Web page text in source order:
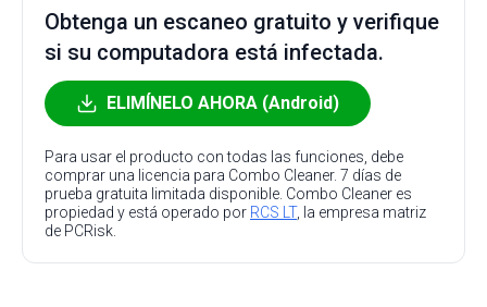
Obtenga un escaneo gratuito y verifique
si su computadora está infectada.
ELIMÍNELO AHORA (Android)
Para usar el producto con todas las funciones, debe
comprar una licencia para Combo Cleaner. 7 días de
prueba gratuita limitada disponible. Combo Cleaner es
propiedad y está operado por RCS LT, la empresa matriz
de PCRisk.